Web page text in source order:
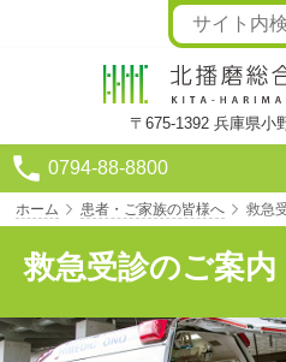
ホーム 患者・ご家族の皆様へ 救急
救急受診のご案内
〒675-1392 兵庫県小
0794-88-8800